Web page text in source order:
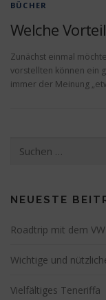
BÜCHER
Welche
Zunächst einmal
vorstellten können ein
immer der Meinung
nach:
NEUESTE
Roadtrip mit dem
Wichtige und
Vielfältiges Teneriffa